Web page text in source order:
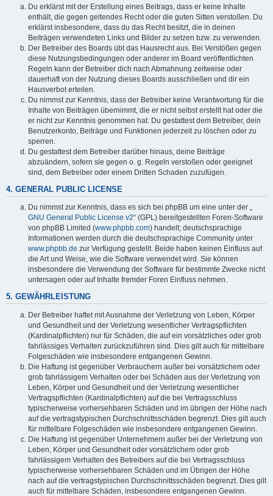
Du erklärst mit der Erstellung eines Beitrags, dass er keine Inhalte
enthält, die gegen geltendes Recht oder die guten Sitten verstoßen. Du
erklärst insbesondere, dass du das Recht besitzt, die in deinen
Beiträgen verwendeten Links und Bilder zu setzen bzw. zu verwenden.
Der Betreiber des Boards übt das Hausrecht aus. Bei Verstößen gegen
diese Nutzungsbedingungen oder anderer im Board veröffentlichten
Regeln kann der Betreiber dich nach Abmahnung zeitweise oder
dauerhaft von der Nutzung dieses Boards ausschließen und dir ein
Hausverbot erteilen.
Du nimmst zur Kenntnis, dass der Betreiber keine Verantwortung für die
Inhalte von Beiträgen übernimmt, die er nicht selbst erstellt hat oder die
er nicht zur Kenntnis genommen hat. Du gestattest dem Betreiber, dein
Benutzerkonto, Beiträge und Funktionen jederzeit zu löschen oder zu
sperren.
Du gestattest dem Betreiber darüber hinaus, deine Beiträge
abzuändern, sofern sie gegen o. g. Regeln verstoßen oder geeignet
sind, dem Betreiber oder einem Dritten Schaden zuzufügen.
4. GENERAL PUBLIC LICENSE
Du nimmst zur Kenntnis, dass es sich bei phpBB um eine unter der „
GNU General Public License v2“ (GPL) bereitgestellten Foren-Software
von phpBB Limited (www.phpbb.com) handelt; deutschsprachige
Informationen werden durch die deutschsprachige Community unter
www.phpbb.de zur Verfügung gestellt. Beide haben keinen Einfluss auf
die Art und Weise, wie die Software verwendet wird. Sie können
insbesondere die Verwendung der Software für bestimmte Zwecke nicht
untersagen oder auf Inhalte fremder Foren Einfluss nehmen.
5. GEWÄHRLEISTUNG
Der Betreiber haftet mit Ausnahme der Verletzung von Leben, Körper
und Gesundheit und der Verletzung wesentlicher Vertragspflichten
(Kardinalpflichten) nur für Schäden, die auf ein vorsätzliches oder grob
fahrlässiges Verhalten zurückzuführen sind. Dies gilt auch für mittelbare
Folgeschäden wie insbesondere entgangenen Gewinn.
Die Haftung ist gegenüber Verbrauchern außer bei vorsätzlichem oder
grob fahrlässigem Verhalten oder bei Schäden aus der Verletzung von
Leben, Körper und Gesundheit und der Verletzung wesentlicher
Vertragspflichten (Kardinalpflichten) auf die bei Vertragsschluss
typischerweise vorhersehbaren Schäden und im übrigen der Höhe nach
auf die vertragstypischen Durchschnittsschäden begrenzt. Dies gilt auch
für mittelbare Folgeschäden wie insbesondere entgangenen Gewinn.
Die Haftung ist gegenüber Unternehmern außer bei der Verletzung von
Leben, Körper und Gesundheit oder vorsätzlichem oder grob
fahrlässigem Verhalten des Betreibers auf die bei Vertragsschluss
typischerweise vorhersehbaren Schäden und im Übrigen der Höhe
nach auf die vertragstypischen Durchschnittsschäden begrenzt. Dies gilt
auch für mittelbare Schäden, insbesondere entgangenen Gewinn.